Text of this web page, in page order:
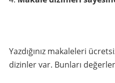
Yazdığınız makaleleri
dizinler var. Bunları